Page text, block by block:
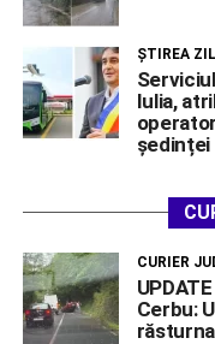
ŞTIREA
Iulia,
ședinței
CURIER
Cerbu: